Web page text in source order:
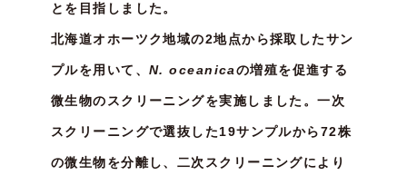
とを目指しました。
北海道オホーツク地域の2地点から採取したサン
プルを用いて、N. oceanicaの増殖を促進する
微生物のスクリーニングを実施しました。一次
スクリーニングで選抜した19サンプルから72株
の微生物を分離し、二次スクリーニングにより